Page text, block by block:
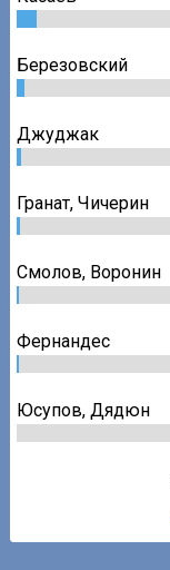
Березовский
Джуджак
Гранат,Чичерин
Смолов, Воронин
Фернандес
Юсупов, Дядюн